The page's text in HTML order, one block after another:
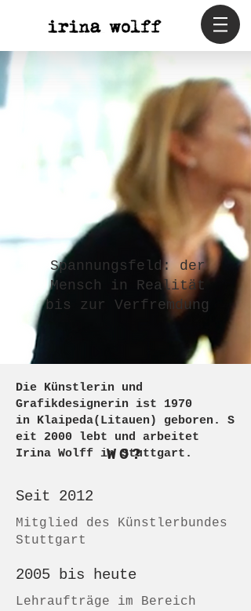
Spannungsfeld: der
Mensch in Realität
bis zur Verfremdung
Die Künstlerin und
Grafikdesignerin ist 1970
in Klaipeda(Litauen) geboren.
S
eit 2000 lebt und arbeitet
Irina Wolff in Stuttgart.
Seit 2012
Mitglied des Künstlerbundes
Stuttgart
2005 bis heute
Lehraufträge im Bereich
WO?